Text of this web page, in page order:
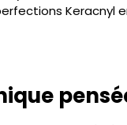
Keracnyl